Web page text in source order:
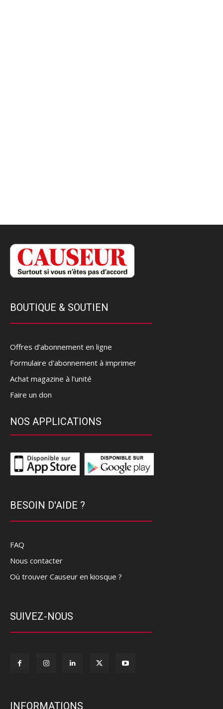
BOUTIQUE & SOUTIEN
Offres d’abonnement en ligne
Formulaire d'abonnement à imprimer
Achat magazine à l'unité
Faire un don
NOS APPLICATIONS
BESOIN D'AIDE ?
FAQ
Nous contacter
Où trouver Causeur en kiosque ?
SUIVEZ-NOUS
INFORMATIONS